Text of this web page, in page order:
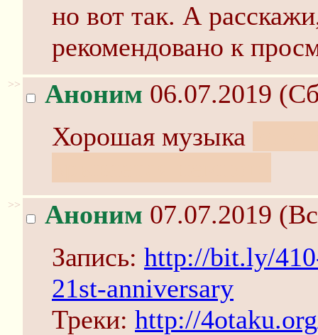
но вот так. А
рекомендовано к
>> Аноним 06.07.2019
Хорошая музыка
>> Аноним 07.07.2019
Запись: http://bit.ly/
21st-anniversary
Треки: http://